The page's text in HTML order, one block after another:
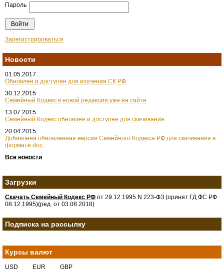
Пароль
Зарегистрироваться
Новости
01.05.2017
Обновлен и доступен для изучения СК РФ
30.12.2015
Семейный Кодекс в новой редакции уже на сайте
13.07.2015
Семейный Кодекс обновлен и доступен для скачивания
20.04.2015
Добавлена обновлённая версия Семейного Кодекса РФ для скачивания в
формате doc
Все новости
Загрузки
Скачать Семейный Кодекс РФ от 29.12.1995 N 223-ФЗ (принят ГД ФС РФ
08.12.1995)(ред. от 03.08.2018)
Подписка на рассылку
Курсы валют
USD EUR GBP